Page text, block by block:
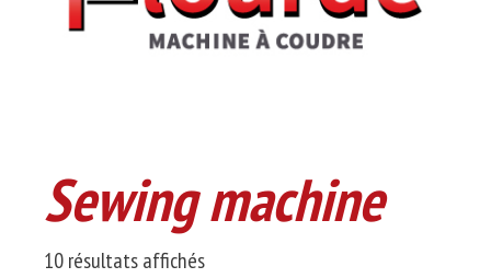
Sewing machine
10 résultats affichésTrié